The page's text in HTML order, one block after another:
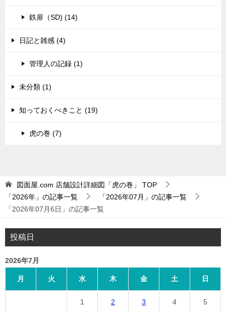
鉄扉（SD) (14)
日記と雑感 (4)
管理人の記録 (1)
未分類 (1)
知っておくべきこと (19)
虎の巻 (7)
図面屋.com 店舗設計詳細図「虎の巻」
TOP
「2026年」の記事一覧
「2026年07月」の記事一覧
「2026年07月6日」の記事一覧
投稿日
2026年7月
月 火 水 木 金 土 日
1 2 3 4 5